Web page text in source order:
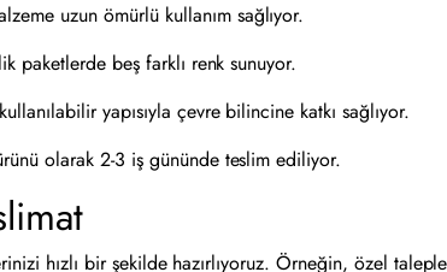
uzun ömürlü kullanım sağlıyor.
paketlerde beş farklı renk sunuyor.
yapısıyla çevre bilincine katkı sağlıyor.
olarak 2-3 iş gününde teslim ediliyor.
hızlı bir şekilde hazırlıyoruz. Örneğin, özel